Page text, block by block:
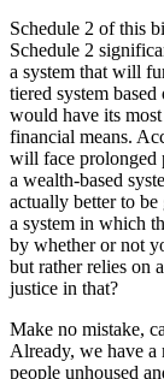
Schedule 2 of this
Schedule 2
a system that will
tiered system
would have its
financial means.
will face prolonged
a wealth-based
actually better to
a system in which
by whether or not
but rather relies on
justice in that?
Make no mistake,
Already, we have a
people unhoused